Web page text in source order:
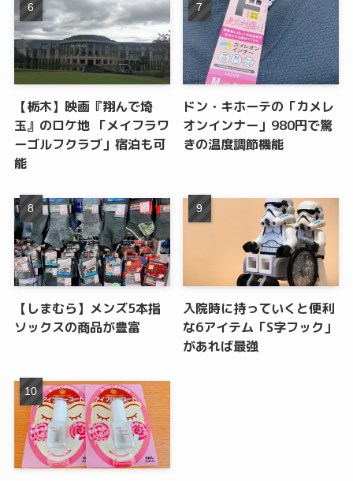
【栃木】映画『翔んで埼
玉』のロケ地 「メイフラワ
ーゴルフクラブ」宿泊も可
能
ドン・キホーテの「カメレ
オンインナー」980円で驚
きの温度調節機能
【しまむら】メンズ5本指
ソックスの商品が豊富
入院時に持っていくと便利
な6アイテム「S字フック」
があれば最強